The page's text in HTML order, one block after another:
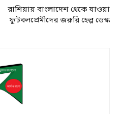
রাশিয়ায় বাংলাদেশ থেকে যাওয়া
ফুটবলপ্রেমীদের জরুরি হেল্প ডেস্ক